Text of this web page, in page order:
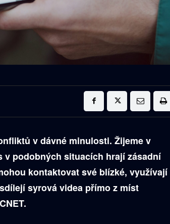
v dávné minulosti. Žijeme v
podobných situacích hrají zásadní
kontaktovat své blízké, využívají
syrová videa přímo z míst